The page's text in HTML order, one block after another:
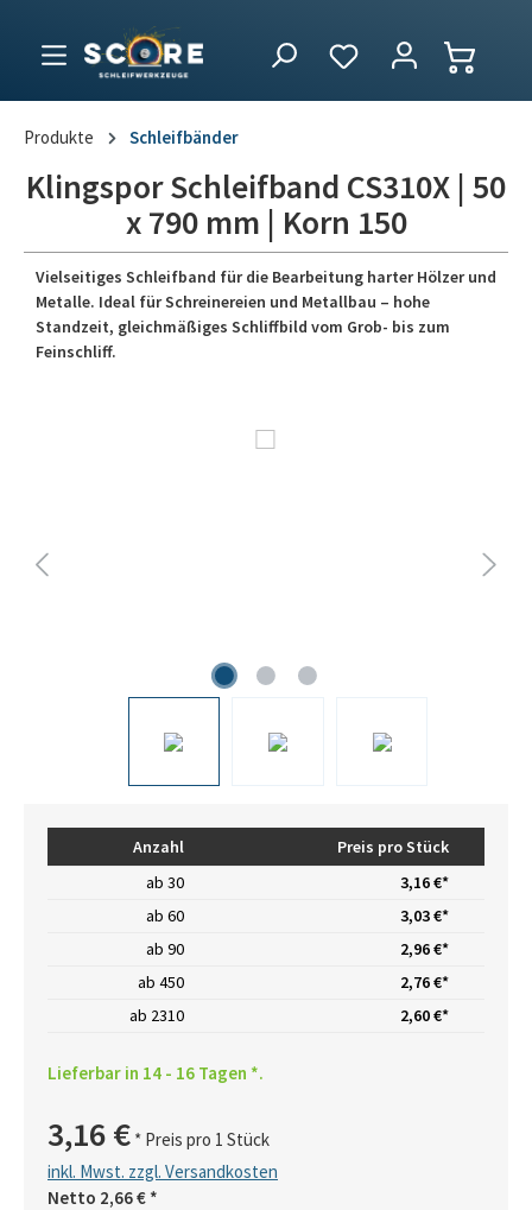
Produkte Schleifbänder
Klingspor Schleifband CS310X | 50
x 790 mm | Korn 150
Vielseitiges Schleifband für die Bearbeitung harter Hölzer und
Metalle. Ideal für Schreinereien und Metallbau – hohe
Standzeit, gleichmäßiges Schliffbild vom Grob- bis zum
Feinschliff.
Anzahl
Preis pro Stück
ab 30
3,16 €*
ab 60
3,03 €*
ab 90
2,96 €*
ab 450
2,76 €*
ab 2310 2,60 €*
Lieferbar in 14 - 16 Tagen *.
3,16 € * Preis pro 1 Stück
inkl. Mwst. zzgl. Versandkosten
Netto 2,66 € *